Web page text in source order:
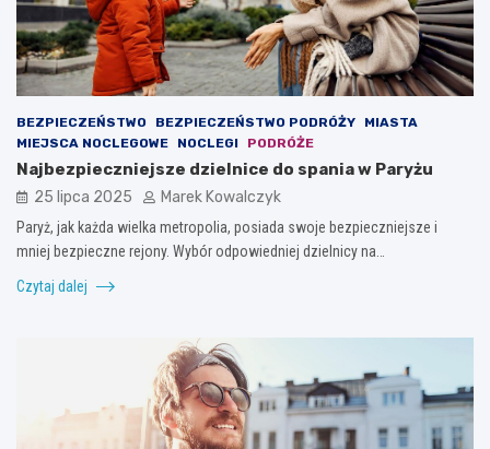
BEZPIECZEŃSTWO BEZPIECZEŃSTWO PODRÓŻY
MIASTA
MIEJSCA NOCLEGOWE
NOCLEGI PODRÓŻE
Najbezpieczniejsze dzielnice do spania w Paryżu
25 lipca 2025 Marek Kowalczyk
Paryż, jak każda wielka metropolia, posiada swoje bezpieczniejsze i
mniej bezpieczne rejony. Wybór odpowiedniej dzielnicy na…
Czytaj dalej